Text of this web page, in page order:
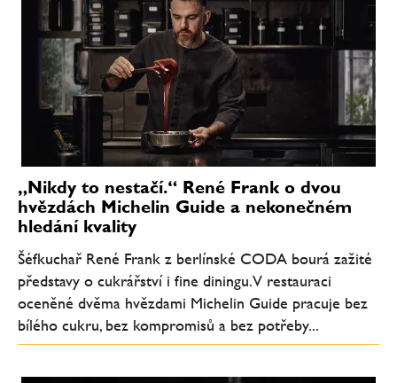
„Nikdy to nestačí.“ René Frank o dvou
hvězdách Michelin Guide a nekonečném
hledání kvality
Šéfkuchař René Frank z berlínské CODA bourá zažité
představy o cukrářství i fine diningu. V restauraci
oceněné dvěma hvězdami Michelin Guide pracuje bez
bílého cukru, bez kompromisů a bez potřeby...